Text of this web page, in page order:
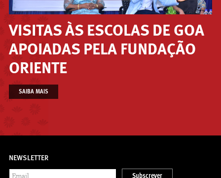
VISITAS ÀS ESCOLAS DE GOA
APOIADAS PELA FUNDAÇÃO
ORIENTE
SAIBA MAIS
NEWSLETTER
Subscrever